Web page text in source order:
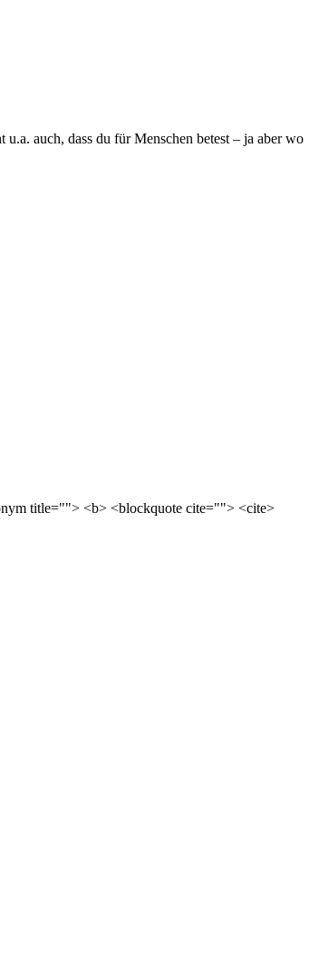
auch, dass du für Menschen betest – ja aber wo
title=""> <b> <blockquote cite=""> <cite>